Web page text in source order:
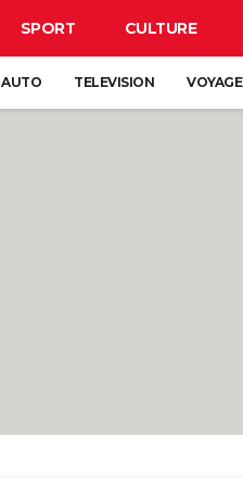
SPORT CULTURE
AUTO TELEVISION VOYAGE